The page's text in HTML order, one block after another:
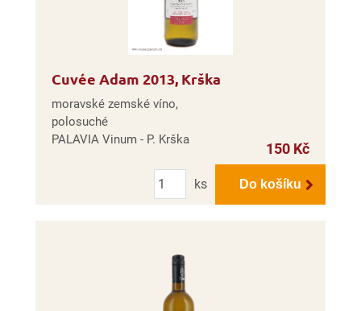
Cuvée Adam 2013, Krška
moravské zemské víno,
polosuché
PALAVIA Vinum - P. Krška
150 Kč
Počet
ks
Do košíku